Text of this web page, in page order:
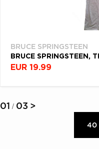
BRUCE SPRINGSTEEN
EUR 19.99
01 / 03 >
40